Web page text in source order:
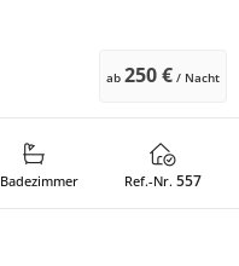
ab 250 € / Nacht
Badezimmer Ref.-Nr. 557